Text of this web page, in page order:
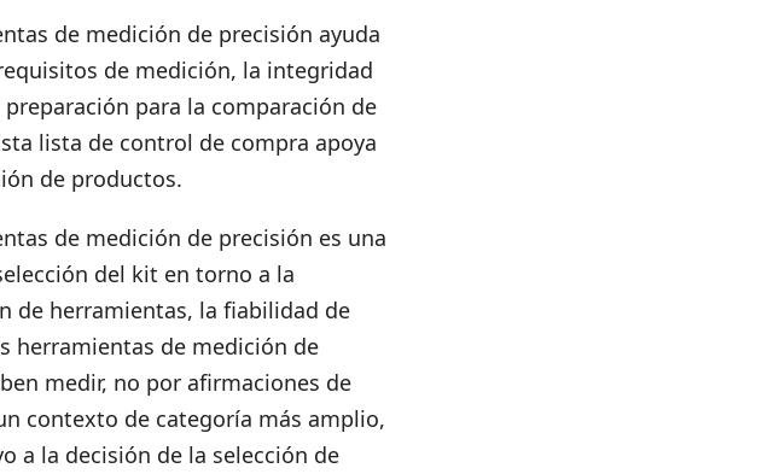
de medición de precisión ayuda
de medición, la integridad
para la comparación de
lista de control de compra apoya
de productos.
de medición de precisión es una
del kit en torno a la
de herramientas, la fiabilidad de
herramientas de medición de
medir, no por afirmaciones de
contexto de categoría más amplio,
a la decisión de la selección de